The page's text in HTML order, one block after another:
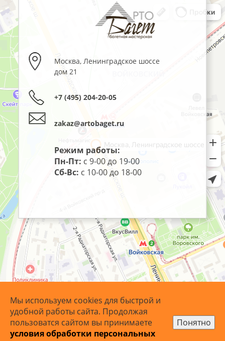
Москва,Ленинградское шоссе
дом 21
+7 (495) 204-20-05
zakaz@artobaget.ru
Режим работы:
Пн-Пт: с 9-00 до 19-00
Сб-Вс: с 10-00 до 18-00
© 2007 - 2026 ArtoBaget.RU | «АртоБагет» - багетная
Мы используем cookies для быстрой и
удобной работы сайта. Продолжая
пользоватся сайтом вы принимаете
условия обработки персональных
Понятно